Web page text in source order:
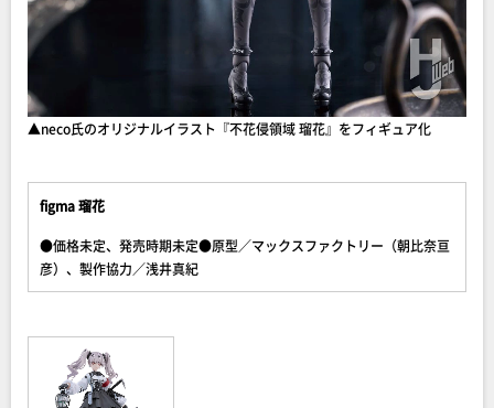
▲neco氏のオリジナルイラスト『不花侵領域 瑠花』をフィギュア化
figma 瑠花
●価格未定、発売時期未定●原型／マックスファクトリー（朝比奈亘
彦）、製作協力／浅井真紀